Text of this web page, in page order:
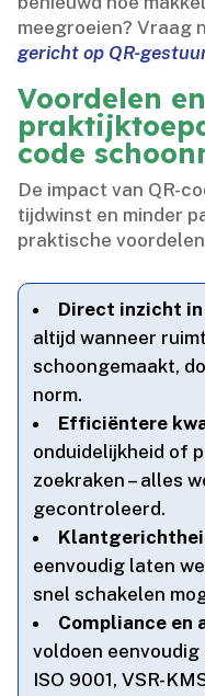
meegroeien? Vraag
gericht op QR-
Voordelen en
code
De impact van QR-
tijdwinst en minder
praktische
Direct inzicht
altijd wanneer
schoongemaakt,
norm.​
Efficiëntere
onduidelijkheid of
zoekraken – alles
gecontroleerd.​
eenvoudig laten
snel schakelen
Compliance en
voldoen eenvoudig
ISO 9001, VSR-